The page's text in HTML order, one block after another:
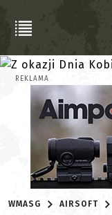
REKLAMA
WMASG AIRSOFT